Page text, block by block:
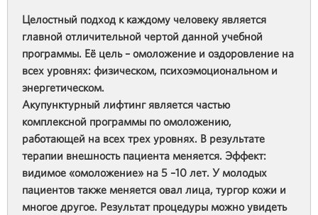
Целостный подход к каждому человеку является
главной отличительной чертой данной учебной
программы. Её цель – омоложение и оздоровление на
всех уровнях: физическом, психоэмоциональном и
энергетическом.
Акупунктурный лифтинг является частью
комплексной программы по омоложению,
работающей на всех трех уровнях. В результате
терапии внешность пациента меняется. Эффект:
видимое «омоложение» на 5 –10 лет. У молодых
пациентов также меняется овал лица, тургор кожи и
многое другое. Результат процедуры можно увидеть